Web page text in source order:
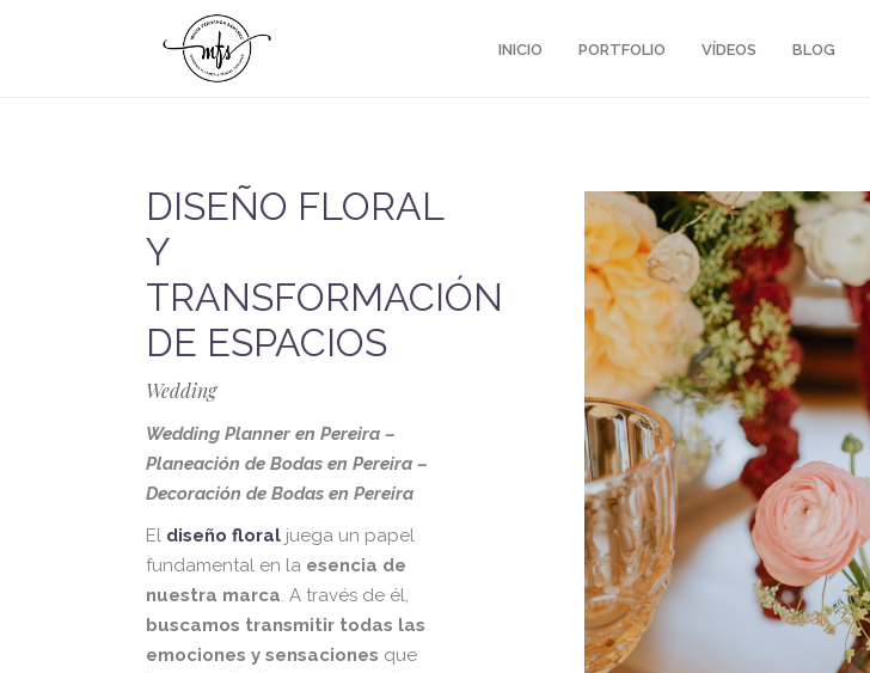
INICIO PORTFOLIO VÍDEOS BLOG
DISEÑO FLORAL
Y
TRANSFORMACIÓN
DE ESPACIOS
Wedding
Wedding Planner en Pereira –
Planeación de Bodas en Pereira –
Decoración de Bodas en Pereira
El diseño floral juega un papel
fundamental en la esencia de
nuestra marca. A través de él,
buscamos transmitir todas las
emociones y sensaciones que